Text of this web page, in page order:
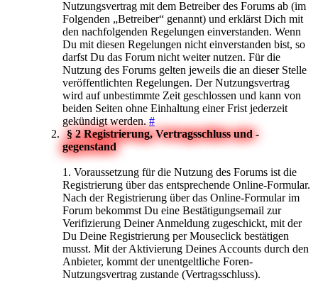
Nutzungsvertrag mit dem Betreiber des Forums ab (im
Folgenden „Betreiber“ genannt) und erklärst Dich mit
den nachfolgenden Regelungen einverstanden. Wenn
Du mit diesen Regelungen nicht einverstanden bist, so
darfst Du das Forum nicht weiter nutzen. Für die
Nutzung des Forums gelten jeweils die an dieser Stelle
veröffentlichten Regelungen. Der Nutzungsvertrag
wird auf unbestimmte Zeit geschlossen und kann von
beiden Seiten ohne Einhaltung einer Frist jederzeit
gekündigt werden.#
§ 2 Registrierung, Vertragsschluss und -
gegenstand
1. Voraussetzung für die Nutzung des Forums ist die
Registrierung über das entsprechende Online-Formular.
Nach der Registrierung über das Online-Formular im
Forum bekommst Du eine Bestätigungsemail zur
Verifizierung Deiner Anmeldung zugeschickt, mit der
Du Deine Registrierung per Mouseclick bestätigen
musst. Mit der Aktivierung Deines Accounts durch den
Anbieter, kommt der unentgeltliche Foren-
Nutzungsvertrag zustande (Vertragsschluss).